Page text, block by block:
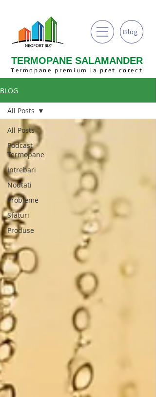
TERMOPANE SALAMANDER
Termopane premium la pret corect
Blog
BLOG
All Posts
Podcast
Termopane
Intrebari
Noutati
Probleme
Sfaturi
Produse
All Posts